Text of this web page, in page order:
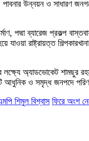
উন্নয়ন ও সাধারণ
পদ্মা ব্যারেজ প্রকল্প
যাওয়া রাষ্ট্রায়ত্ত
অ্যাডভোকেট শামছুর
আধুনিক ও সমৃদ্ধ জনপদে
শিমুল বিশ্বাস ফিরে অংশ